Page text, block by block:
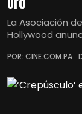
La Asociación
Hollywood
POR: CINE.COM.PA